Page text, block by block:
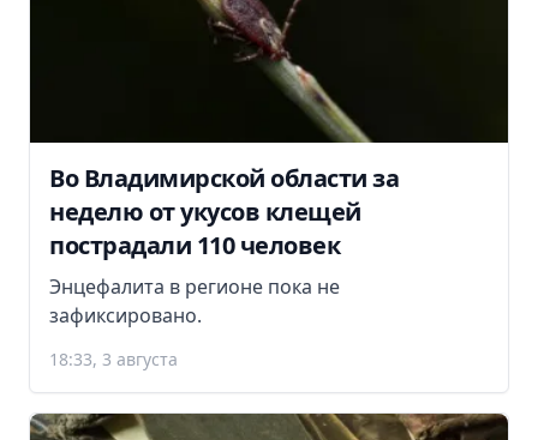
Во Владимирской области за
неделю от укусов клещей
пострадали 110 человек
Энцефалита в регионе пока не
зафиксировано.
18:33, 3 августа